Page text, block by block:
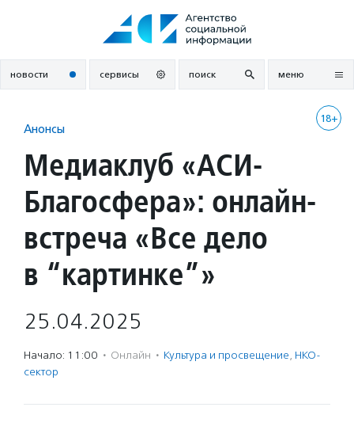
новости сервисы поиск меню
18+
Анонсы
Медиаклуб «АСИ-
Благосфера»: онлайн-
встреча «Все дело
в “картинке”»
25.04.2025
Начало: 11:00 · Онлайн · Культура и просвещение, НКО-
сектор